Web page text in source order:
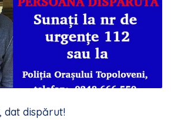
dat dispărut!